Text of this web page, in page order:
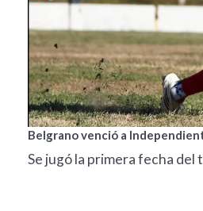
Belgrano venció a
Se jugó la primera fecha del